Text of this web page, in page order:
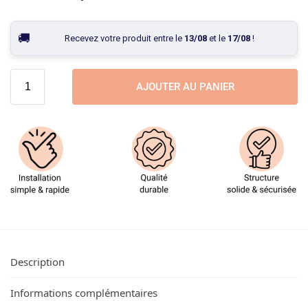
Recevez votre produit entre le 13/08et le 17/08!
AJOUTER AU PANIER
Description
Informations complémentaires